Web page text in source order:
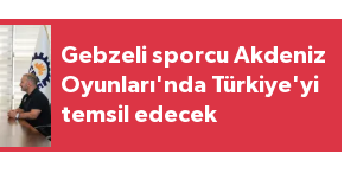
Gebzeli sporcu Akdeniz
Oyunları'nda Türkiye'yi
temsil edecek